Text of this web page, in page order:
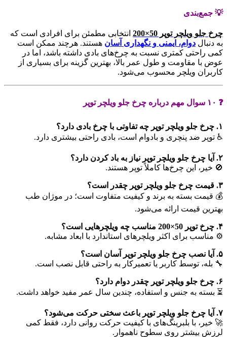
💡 جمع‌بندی
چرخ جلو ویلچر توپر 50×200
انتخابی مطمئن برای افرادی است که
به دنبال دوام، ایمنی و نگهداری آسان هستند. هرچند ممکن است
کمی راحتی کمتری نسبت به چرخ‌های بادی داشته باشد، اما در
عوض با مقاومت و طول عمر بالا، بهترین گزینه برای بسیاری از
کاربران ویلچر محسوب می‌شود.
❓ ۱۰ سوال مهم درباره چرخ جلو ویلچر توپر
۱. چرخ جلو ویلچر توپر چه تفاوتی با چرخ بادی دارد؟
♿ توپر ضد پنچری و بادوام است، بادی راحتی بیشتری دارد.
۲. آیا چرخ جلو ویلچر توپر نیاز به باد کردن دارد؟
🚫 خیر، این چرخ‌ها کاملاً توپر هستند.
۳. قیمت چرخ جلو ویلچر توپر چقدر است؟
💰 قیمت بسته به برند و کیفیت متفاوت است؛ در موژان طب
بهترین قیمت ارائه می‌شود.
۴. چرخ توپر 50×200 مناسب چه ویلچرهایی است؟
⚙️ مناسب برای اکثر ویلچرهای استاندارد با ابعاد مشابه.
۵. آیا نصب چرخ جلو ویلچر توپر آسان است؟
🔧 بله، توسط کاربر یا تعمیرکار به راحتی قابل نصب است.
۶. چرخ جلو ویلچر توپر چقدر دوام دارد؟
⏳ بسته به جنس و استفاده، چندین سال عمر مفید خواهد داشت.
۷. آیا چرخ جلو ویلچر توپر باعث سختی حرکت می‌شود؟
🚀 خیر، با بلبرینگ‌های با کیفیت حرکت روانی دارد، فقط کمی
لرزش بیشتر روی سطوح ناهموار.